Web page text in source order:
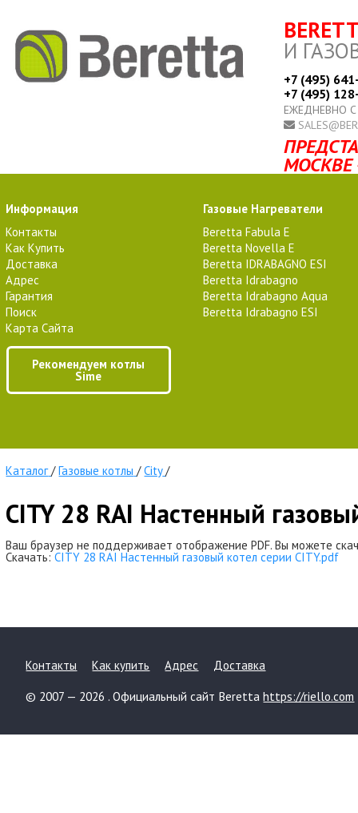
И
+7 (495)
+7 (495)
ЕЖЕДНЕВНО
МОСКВЕ
Информация
Контакты
Как Купить
Доставка
Адрес
Гарантия
Поиск
Карта Сайта
Рекомендуем котлы
Sime
Газовые Нагреватели
Beretta Fabula E
Beretta Novella E
Beretta IDRABAGNO ESI
Beretta Idrabagno
Beretta Idrabagno Aqua
Beretta Idrabagno ESI
Каталог /Газовые котлы /City /
CITY 28 RAI Настенный
Ваш браузер не поддерживает отображение PDF. Вы можете
Скачать:CITY 28 RAI Настенный газовый котел серии CITY.pdf
Контакты Как купить Адрес Доставка
© 2007 — 2026 . Официальный сайт Berettahttps://riello.com